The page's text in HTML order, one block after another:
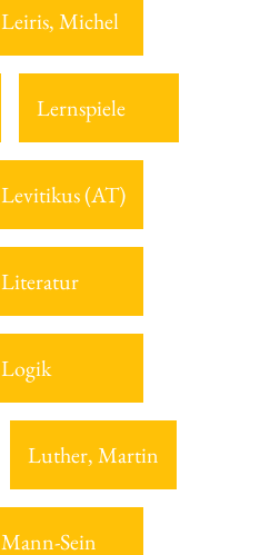
Leiris, Michel
Lernspiele
Levitikus (AT)
Literatur
Logik
Luther, Martin
Mann-Sein